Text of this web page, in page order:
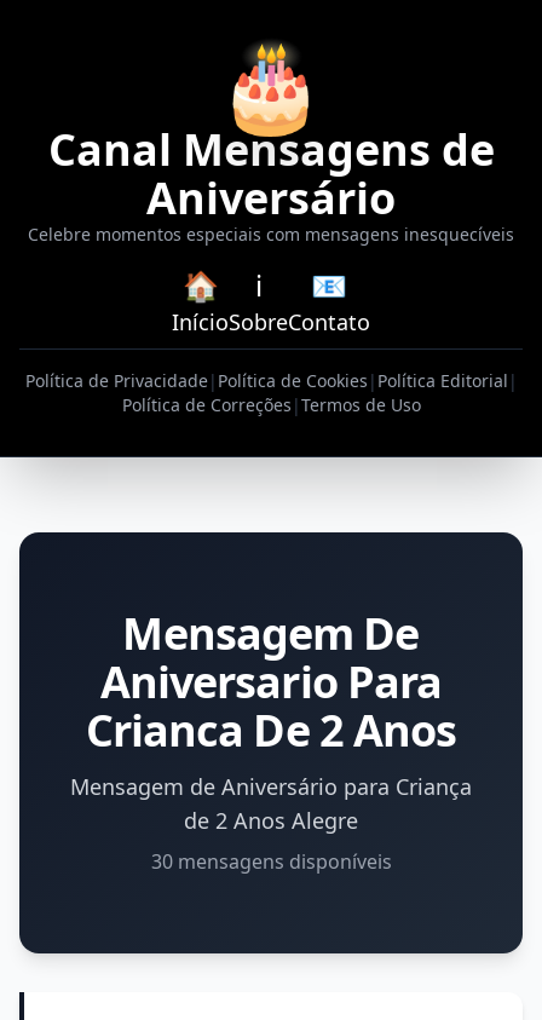
🎂
Canal Mensagens de
Aniversário
Celebre momentos especiais com mensagens inesquecíveis
🏠
Início
ℹ️
Sobre
📧
Contato
Política de Privacidade| Política de Cookies | Política Editorial |
Política de Correções |Termos de Uso
Mensagem De
Aniversario Para
Crianca De 2 Anos
Mensagem de Aniversário para Criança
de 2 Anos Alegre
30 mensagens disponíveis